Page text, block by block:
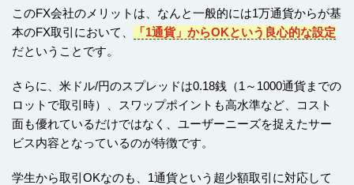
このFX会社のメリットは、なんと一般的には1万通貨からが基
本のFX取引において、
「1通貨」からOKという良心的な設定
だということです。
さらに、米ドル/円のスプレッドは0.18銭（1～1000通貨までの
ロットで取引時）、スワップポイントも高水準など、コスト
面も優れているだけではなく、ユーザーニーズを捉えたサー
ビス内容となっているのが特徴です。
学生から取引OKなのも、1通貨という超少額取引に対応して